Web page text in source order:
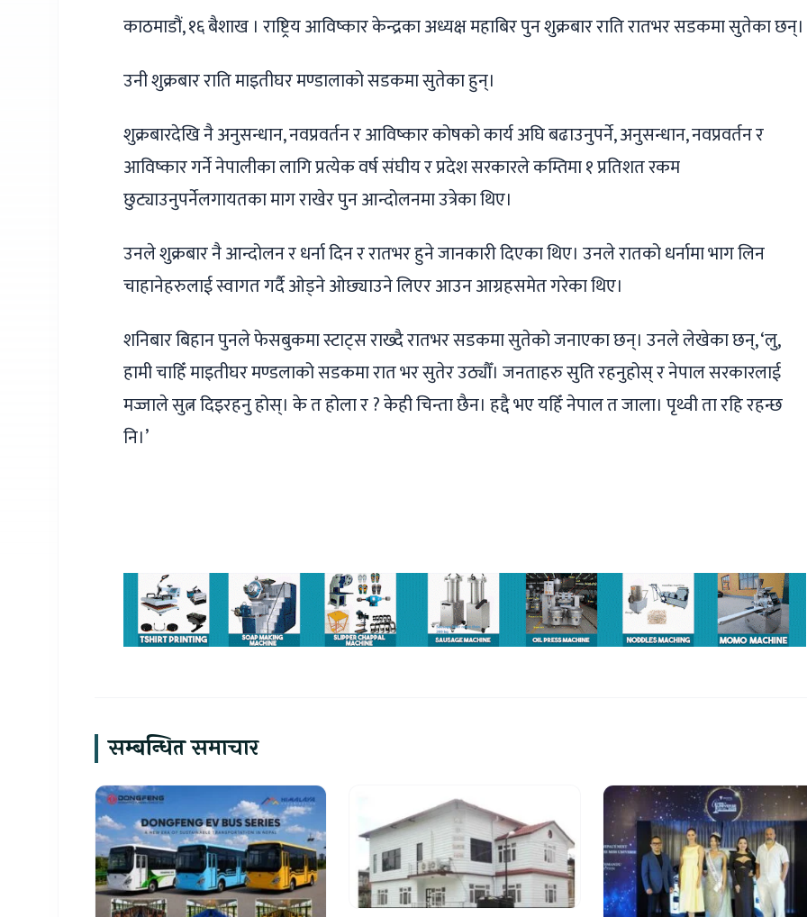
काठमाडौं, १६ बैशाख । राष्ट्रिय आविष्कार केन्द्रका अध्यक्ष महाबिर पुन शुक्रबार राति रातभर सडकमा सुतेका छन्।
उनी शुक्रबार राति माइतीघर मण्डालाको सडकमा सुतेका हुन्।
शुक्रबारदेखि नै अनुसन्धान, नवप्रवर्तन र आविष्कार कोषको कार्य अघि बढाउनुपर्ने, अनुसन्धान, नवप्रवर्तन र
आविष्कार गर्ने नेपालीका लागि प्रत्येक वर्ष संघीय र प्रदेश सरकारले कम्तिमा १ प्रतिशत रकम
छुट्याउनुपर्नेलगायतका माग राखेर पुन आन्दोलनमा उत्रेका थिए।
उनले शुक्रबार नै आन्दोलन र धर्ना दिन र रातभर हुने जानकारी दिएका थिए। उनले रातको धर्नामा भाग लिन
चाहानेहरुलाई स्वागत गर्दै ओड्ने ओछ्याउने लिएर आउन आग्रहसमेत गरेका थिए।
शनिबार बिहान पुनले फेसबुकमा स्टाट्स राख्दै रातभर सडकमा सुतेको जनाएका छन्। उनले लेखेका छन्, ‘लु,
हामी चाहिँ माइतीघर मण्डलाको सडकमा रात भर सुतेर उठ्यौँ। जनताहरु सुति रहनुहोस् र नेपाल सरकारलाई
मज्जाले सुत्न दिइरहनु होस्। के त होला र ? केही चिन्ता छैन। हद्दै भए यहिँ नेपाल त जाला। पृथ्वी ता रहि रहन्छ
नि।’
सम्बन्धित समाचार